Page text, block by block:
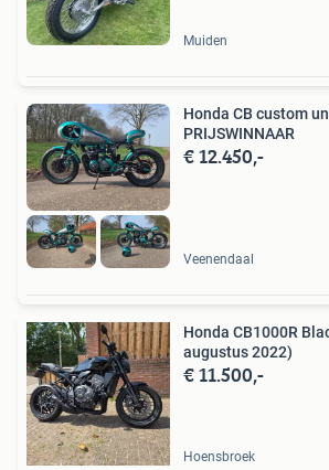
Muiden
Honda CB custom
PRIJSWINNAAR
€ 12.450,-
Veenendaal
Honda CB1000R
augustus 2022)
€ 11.500,-
Hoensbroek